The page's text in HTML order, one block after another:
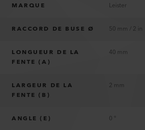
MARQUE Leister
RACCORD DE BUSE Ø 50 mm / 2 in
LONGUEUR DE LA
FENTE (A)
40 mm
LARGEUR DE LA
FENTE (B)
2 mm
ANGLE (E) 0 °